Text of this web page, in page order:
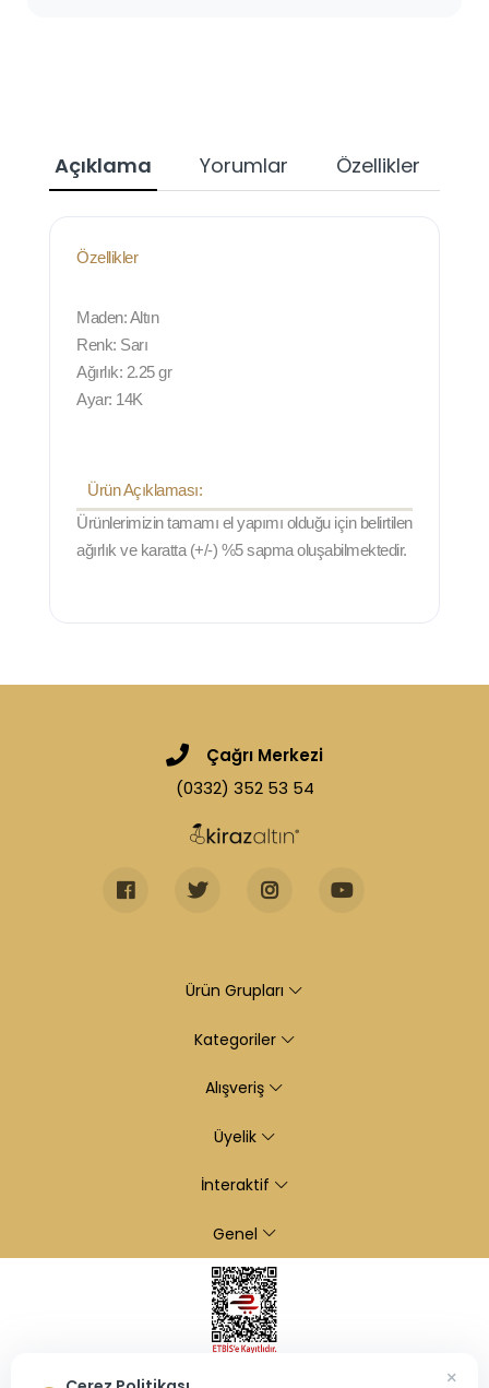
Açıklama Yorumlar Özellikler
Özellikler
Maden: Altın
Renk: Sarı
Ağırlık: 2.25 gr
Ayar: 14K
Ürün Açıklaması:
Ürünlerimizin tamamı el yapımı olduğu için belirtilen
ağırlık ve karatta (+/-) %5 sapma oluşabilmektedir.
Çağrı Merkezi
(0332) 352 53 54
Ürün Grupları
Kategoriler
Alışveriş
Üyelik
İnteraktif
Genel
×